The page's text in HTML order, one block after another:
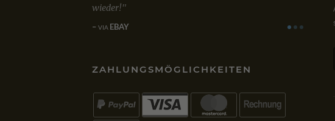
wieder!
VIA EBAY
ZAHLUNGSMÖGLICHKEITEN